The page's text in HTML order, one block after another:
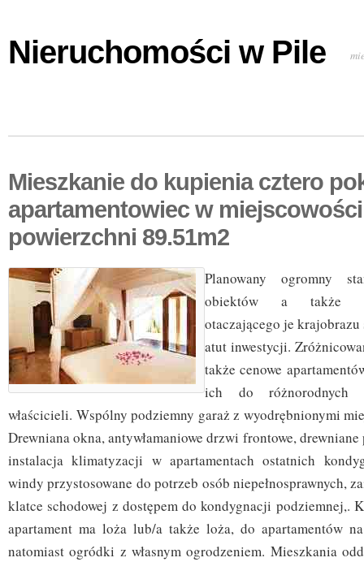
Nieruchomości w Pile
Mieszkanie do kupienia cztero
apartamentowiec w
powierzchni 89.51m2
Planowany ogromny
obiektów a także
otaczającego je
atut inwestycji.
także cenowe
ich do różnorodnych
właścicieli. Wspólny podziemny garaż z wyodrębnionymi
Drewniana okna, antywłamaniowe drzwi frontowe,
instalacja klimatyzacji w apartamentach ostatnich
windy przystosowane do potrzeb osób niepełnosprawnych,
klatce schodowej z dostępem do kondygnacji podziemnej,.
apartament ma loża lub/a także loża, do apartamentów
natomiast ogródki z własnym ogrodzeniem. Mieszkania